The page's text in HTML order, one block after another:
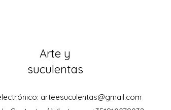
Arte y
suculentas
arteesuculentas@gmail.com